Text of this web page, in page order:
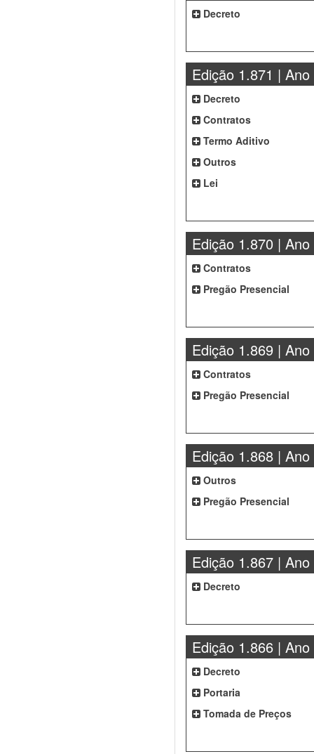
Decreto
Edição 1.871 | Ano
Decreto
Contratos
Termo Aditivo
Outros
Lei
Edição 1.870 | Ano
Contratos
Pregão Presencial
Edição 1.869 | Ano
Contratos
Pregão Presencial
Edição 1.868 | Ano
Outros
Pregão Presencial
Edição 1.867 | Ano
Decreto
Edição 1.866 | Ano
Decreto
Portaria
Tomada de Preços